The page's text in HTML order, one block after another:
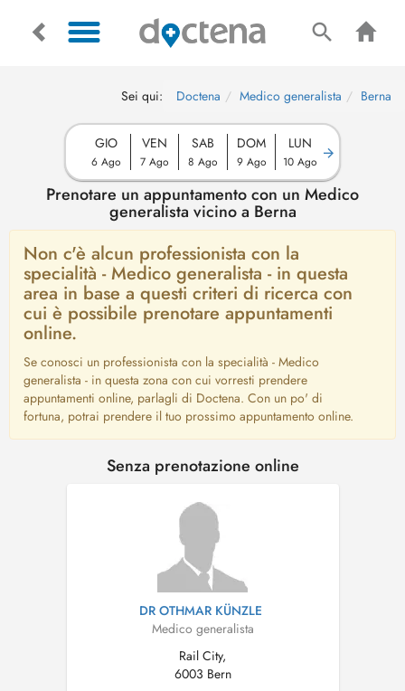
Sei qui: Doctena Medico generalista Berna
GIO
6 Ago
VEN
7 Ago
SAB
8 Ago
DOM
9 Ago
LUN
10 Ago
Prenotare un appuntamento con un Medico
generalista vicino a Berna
Non c'è alcun professionista con la
specialità - Medico generalista - in questa
area in base a questi criteri di ricerca con
cui è possibile prenotare appuntamenti
online.
Se conosci un professionista con la specialità - Medico
generalista - in questa zona con cui vorresti prendere
appuntamenti online, parlagli di Doctena. Con un po' di
fortuna, potrai prendere il tuo prossimo appuntamento online.
Senza prenotazione online
DR OTHMAR KÜNZLE
Medico generalista
Rail City,
6003 Bern